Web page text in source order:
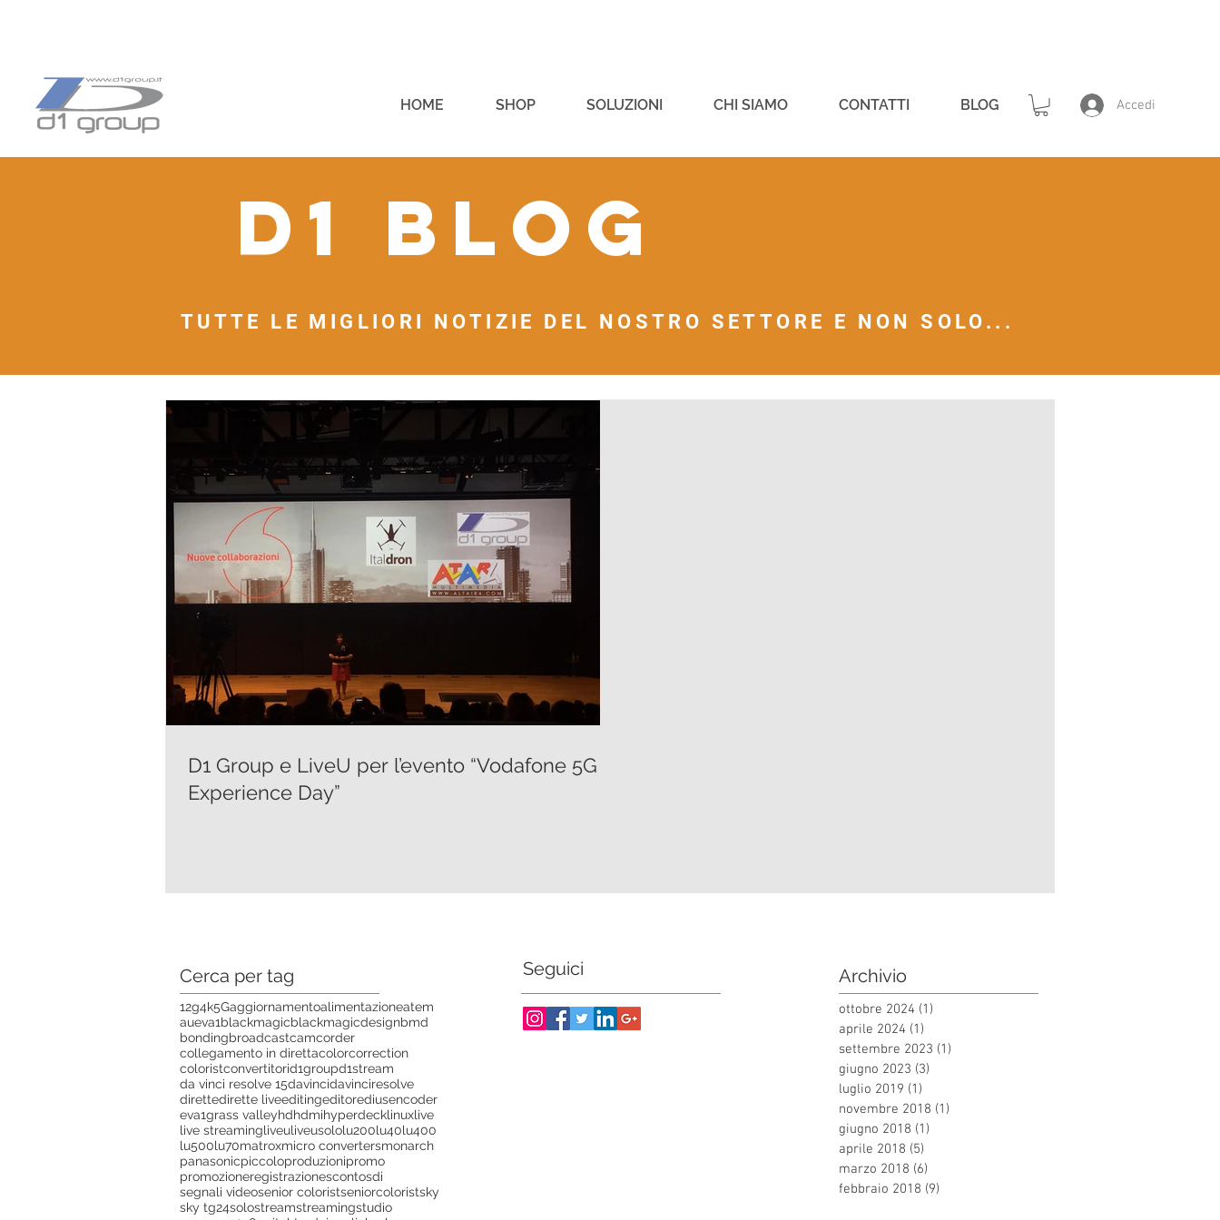
HOME SHOP SOLUZIONI CHI SIAMO CONTATTI BLOG Accedi
D1 blog
TUTTE LE MIGLIORI NOTIZIE DEL NOSTRO SETTORE E NON SOLO...
D1 Group e LiveU per l’evento “Vodafone 5G
Experience Day”
Cerca per tag
12g4k5Gaggiornamentoalimentazioneatem
aueva1blackmagicblackmagicdesignbmd
bondingbroadcastcamcorder
collegamento in direttacolorcorrection
coloristconvertitorid1groupd1stream
da vinci resolve 15davincidavinciresolve
direttedirette liveeditingeditorediusencoder
eva1grass valleyhdhdmihyperdecklinuxlive
live streamingliveuliveusololu200lu40lu400
lu500lu70matroxmicro convertersmonarch
panasonicpiccoloproduzionipromo
promozioneregistrazionescontosdi
segnali videosenior coloristseniorcoloristsky
sky tg24solostreamstreamingstudio
Seguici Archivio
ottobre 2024 (1)
aprile 2024 (1)
settembre 2023 (1)
giugno 2023 (3)
luglio 2019 (1)
novembre 2018 (1)
giugno 2018 (1)
aprile 2018 (5)
marzo 2018 (6)
febbraio 2018 (9)